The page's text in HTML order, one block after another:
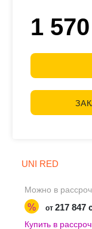
1
UNI RED
Можно в
% от 217 847
Купить в